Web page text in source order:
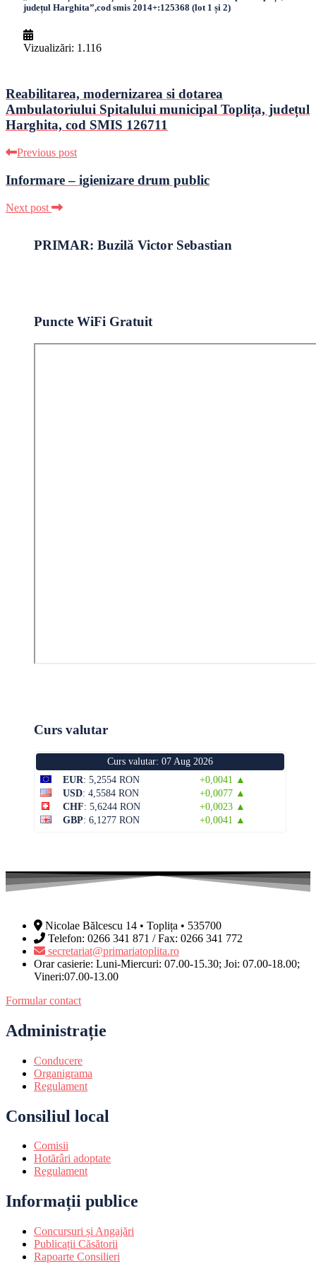
județul Harghita”,cod smis 2014+:125368 (lot 1 și 2)
Vizualizări: 1.116
Reabilitarea, modernizarea si dotarea
Ambulatoriului Spitalului municipal Toplița, județul
Harghita, cod SMIS 126711
Previous post
Informare – igienizare drum public
Next post
PRIMAR: Buzilă Victor Sebastian
Puncte WiFi Gratuit
Curs valutar
Curs valutar: 07 Aug 2026
EUR: 5,2554 RON
+0,0041 ▲
USD: 4,5584 RON
+0,0077 ▲
CHF: 5,6244 RON
+0,0023 ▲
GBP: 6,1277 RON +0,0041 ▲
Nicolae Bălcescu 14 • Toplița • 535700
Telefon: 0266 341 871 / Fax: 0266 341 772
secretariat@primariatoplita.ro
Orar casierie: Luni-Miercuri: 07.00-15.30; Joi: 07.00-18.00;
Vineri:07.00-13.00
Formular contact
Administrație
Conducere
Organigrama
Regulament
Consiliul local
Comisii
Hotărâri adoptate
Regulament
Informații publice
Concursuri și Angajări
Publicații Căsătorii
Rapoarte Consilieri